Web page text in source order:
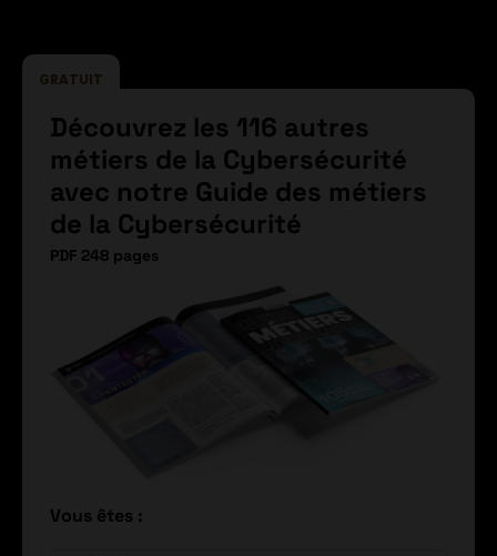
GRATUIT
Découvrez les 116 autres
métiers de la Cybersécurité
avec notre Guide des métiers
de la Cybersécurité
PDF 248 pages
Vous êtes :